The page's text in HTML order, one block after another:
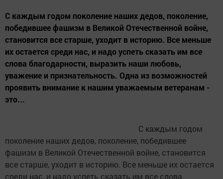
С каждым годом поколение наших дедов, поколение,
победившее фашизм в Великой Отечественной войне,
становится все старше, уходит в историю. Все меньше
их остается среди нас, и надо успеть сказать им все
слова благодарности, выразить наши любовь,
уважение и признательность. Одна из возможностей
проявить внимание к нашим уважаемым ветеранам -
это...
С каждым годом
поколение наших дедов, поколение, победившее
фашизм в Великой Отечественной войне, становится
все старше, уходит в историю. Все меньше их остается
среди нас, и надо успеть сказать им все слова